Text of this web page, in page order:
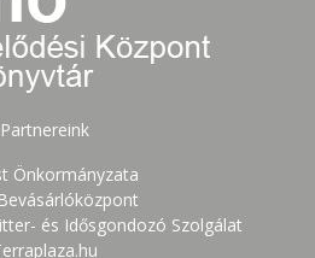
Partnereink
Önkormányzata
és Idősgondozó Szolgálat